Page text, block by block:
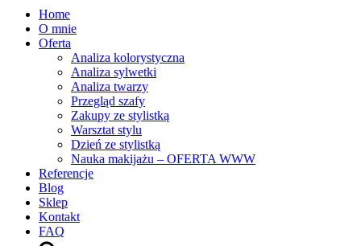
Home
O mnie
Oferta
Analiza kolorystyczna
Analiza sylwetki
Analiza twarzy
Przegląd szafy
Zakupy ze stylistką
Warsztat stylu
Dzień ze stylistką
Nauka makijażu – OFERTA WWW
Referencje
Blog
Sklep
Kontakt
FAQ